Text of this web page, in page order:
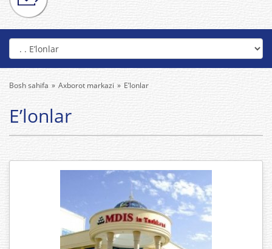
Bosh sahifa Axborot markazi E’lonlar
E’lonlar